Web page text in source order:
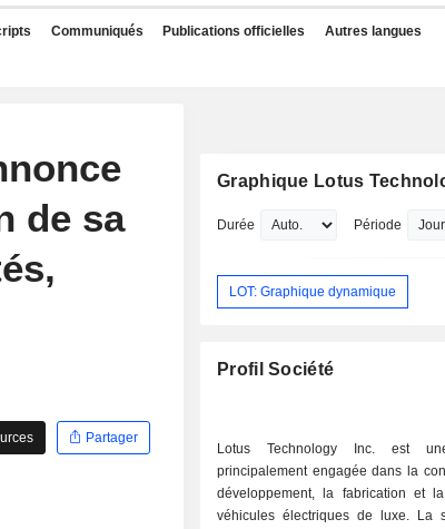
Communiqués Publications officielles Autres langues
de sa
Partager
Graphique Lotus
Durée Période
LOT: Graphique dynamique
Profil Société
Lotus Technology Inc. est
principalement engagée dans la
développement, la fabrication et
véhicules électriques de luxe. La